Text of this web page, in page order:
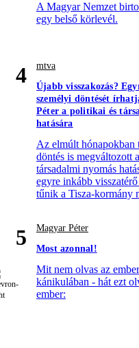
A Magyar Nemzet
egy belső körlevél.
4
mtva
Újabb visszakozás?
személyi döntését
Péter a politikai és
hatására
Az elmúlt hónapokban
döntés is megváltozott
társadalmi nyomás
egyre inkább
tűnik a Tisza-kormány
5
Magyar Péter
Most azonnal!
Mit nem olvas az
kánikulában - hát ezt
ember: